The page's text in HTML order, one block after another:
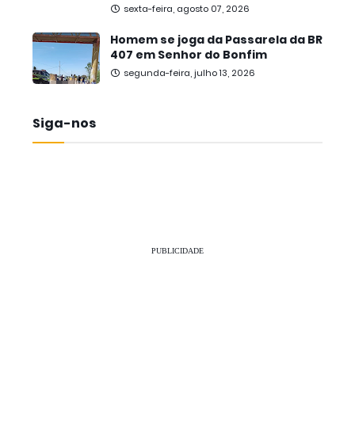
sexta-feira, agosto 07, 2026
Homem se joga da Passarela da BR
407 em Senhor do Bonfim
segunda-feira, julho 13, 2026
Siga-nos
PUBLICIDADE